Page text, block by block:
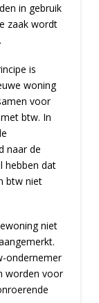
in gebruik
zaak wordt
is
woning
voor
btw. In
naar de
hebben dat
btw niet
niet
ondernemer
worden voor